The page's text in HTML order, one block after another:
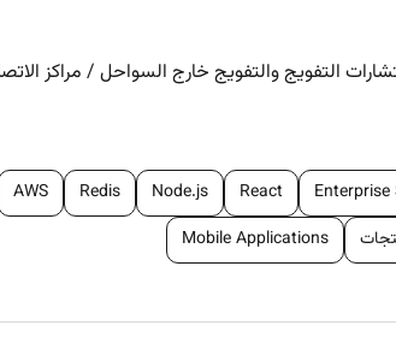
التفويج والتفويج خارج السواحل / مراكز
React
Node.js
Redis
AWS
Mobile Applications